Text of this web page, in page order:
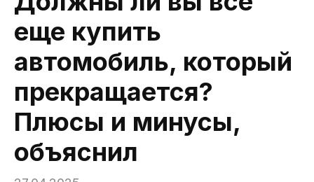
еще купить
автомобиль, который
прекращается?
Плюсы и минусы,
объяснил